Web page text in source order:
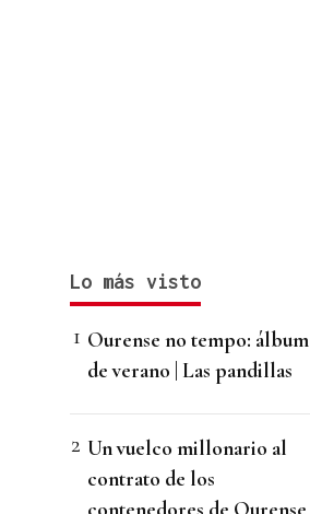
Lo más visto
Ourense no tempo: álbum
de verano | Las pandillas
Un vuelco millonario al
contrato de los